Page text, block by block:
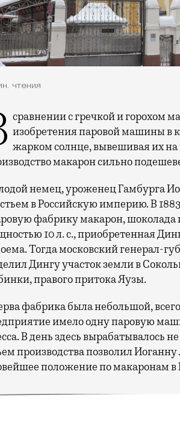
чтения
дорогим. До изобретения паровой машины в
жарком солнце, вывешивая их на
макарон сильно
немец, уроженец Гамбурга
в Российскую империю. В
фабрику макарон,
10 л. с., приобретенная
Тогда московский генерал-
Дингу участок земли в
правого притока Яузы.
фабрика была небольшой,
имело одну паровую
В день здесь вырабатывалось
производства позволил
положение по макаронам в